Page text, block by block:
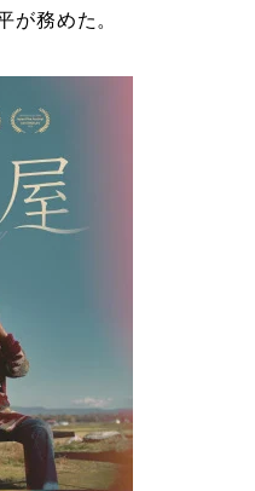
が務めた。